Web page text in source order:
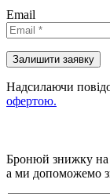
Email
Надсилаючи
офертою.
Бронюй знижку на
а ми допоможемо